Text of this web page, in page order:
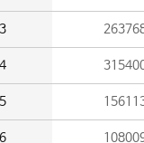
3
4
5
6